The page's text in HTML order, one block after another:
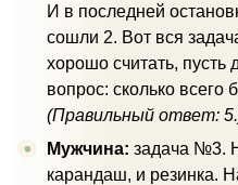
И в последней
сошли 2. Вот вся
хорошо считать, пусть
вопрос: сколько всего
(Правильный ответ:
Мужчина: задача №3.
карандаш, и резинка.